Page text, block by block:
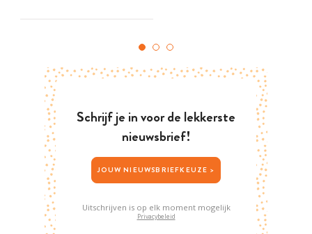
Schrijf je in voor de lekkerste
nieuwsbrief!
JOUW NIEUWSBRIEFKEUZE >
Uitschrijven is op elk moment mogelijk
Privacybeleid